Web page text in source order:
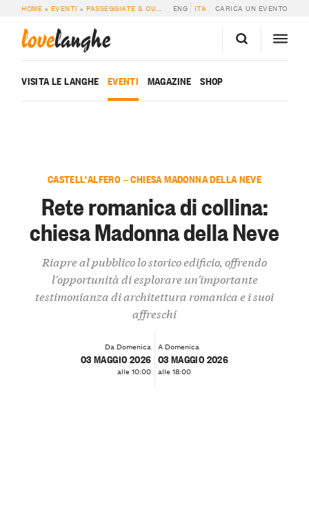
HOME » EVENTI »PASSEGGIATE & OUTDOOR » RETE ROMANICA DI COLLINA:
ENG ITA CARICA UN EVENTO
lovelanghe
VISITA LE LANGHE EVENTI MAGAZINE SHOP
CASTELL'ALFERO — CHIESA MADONNA DELLA NEVE
Rete romanica di collina:
chiesa Madonna della Neve
Riapre al pubblico lo storico edificio, offrendo
l'opportunità di esplorare un'importante
testimonianza di architettura romanica e i suoi
affreschi
Da Domenica
03 MAGGIO 2026
alle 10:00
A Domenica
03 MAGGIO 2026
alle 18:00